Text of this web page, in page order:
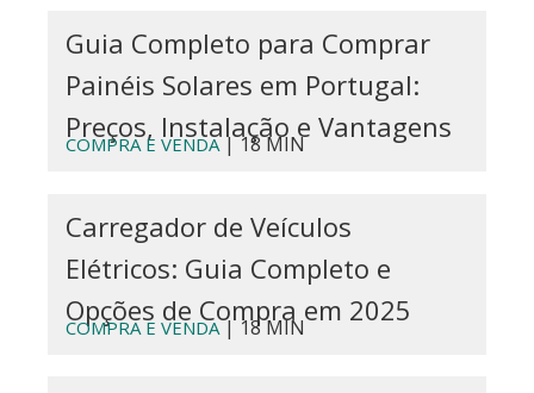
Guia Completo para Comprar
Painéis Solares em Portugal:
Preços, Instalação e Vantagens
COMPRA E VENDA| 18 MIN
Carregador de Veículos
Elétricos: Guia Completo e
Opções de Compra em 2025
COMPRA E VENDA| 18 MIN